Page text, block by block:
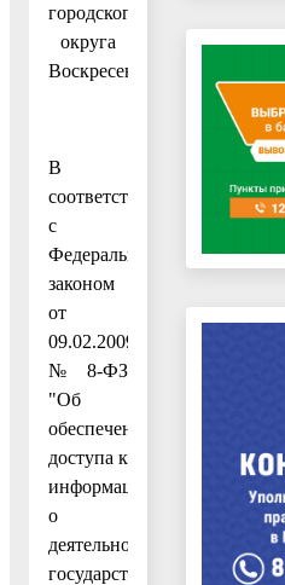
городского
округа
Воскресенск
В
соответствии
с
Федеральным
законом
от
09.02.2009
№ 8-ФЗ
"Об
обеспечении
доступа к
информации
о
деятельности
государственных